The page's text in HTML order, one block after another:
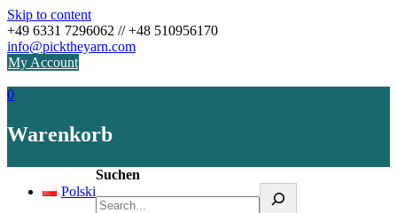
Skip to content
+49 6331 7296062 // +48 510956170
info@picktheyarn.com
My Account
0
Warenkorb
Polski
Suchen